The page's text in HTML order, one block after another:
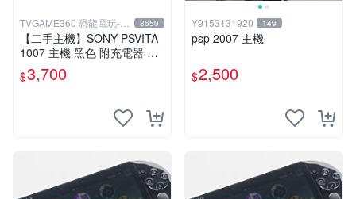
TVGAME360 恐龍電玩-台
中店
8650
【二手主機】SONY PSVITA
1007 主機 黑色 附充電器 US
B傳輸線 PS VITA PSV【台中
恐龍電玩】
$3,700
Y9153131920 149
psp 2007 主機
$2,500